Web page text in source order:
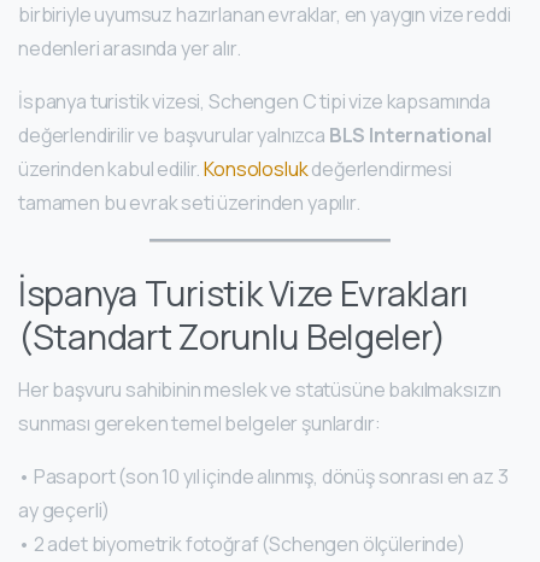
birbiriyle uyumsuz hazırlanan evraklar, en yaygın vize reddi
nedenleri arasında yer alır.
İspanya turistik vizesi, Schengen C tipi vize kapsamında
değerlendirilir ve başvurular yalnızca BLS International
üzerinden kabul edilir.Konsoloslukdeğerlendirmesi
tamamen bu evrak seti üzerinden yapılır.
İspanya Turistik Vize Evrakları
(Standart Zorunlu Belgeler)
Her başvuru sahibinin meslek ve statüsüne bakılmaksızın
sunması gereken temel belgeler şunlardır:
• Pasaport (son 10 yıl içinde alınmış, dönüş sonrası en az 3
ay geçerli)
• 2 adet biyometrik fotoğraf (Schengen ölçülerinde)